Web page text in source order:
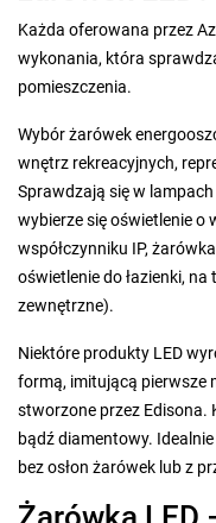
Każda oferowana przez
wykonania, która
pomieszczenia.
Wybór żarówek
wnętrz rekreacyjnych,
Sprawdzają się w
wybierze się oświetlenie o
współczynniku IP,
oświetlenie do łazienki,
zewnętrzne).
Niektóre produkty LED
formą, imitującą pierwsze
stworzone przez Edisona.
bądź diamentowy.
bez osłon żarówek lub z